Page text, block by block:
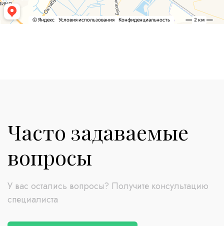
Часто задаваемые
вопросы
У вас остались вопросы? Получите консультацию
специалиста